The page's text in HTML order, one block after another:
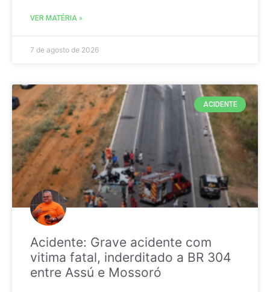
VER MATÉRIA »
7 de agosto de 2026
ACIDENTE
Acidente: Grave acidente com
vitima fatal, inderditado a BR 304
entre Assú e Mossoró